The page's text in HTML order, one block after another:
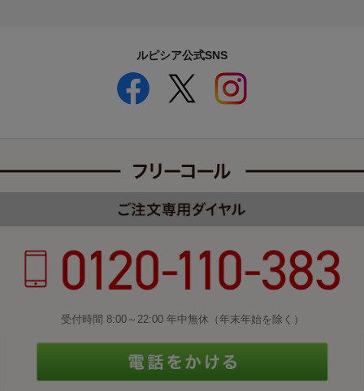
ルピシア公式SNS
受付時間 8:00～22:00 年中無休（年末年始を除く）